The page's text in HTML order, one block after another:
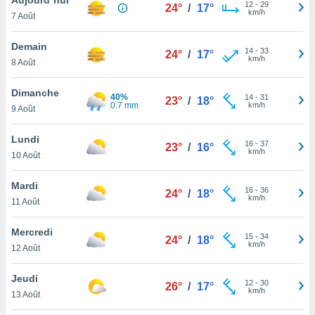
et
»,
au
vous
qu'ils
ou
le
ainsi
un
la
du
7 Août
24° / 17° 12- 29
km/h
Demain
8 Août
24° / 17° 14- 33
km/h
Dimanche
9 Août
40%
0.7 mm
23° / 18° 14- 31
km/h
Lundi
10 Août
23° / 16° 16- 37
km/h
Mardi
11 Août
24° / 18° 16- 36
km/h
Mercredi
12 Août
24° / 18° 15- 34
km/h
Jeudi
13 Août
26° / 17° 12- 30
km/h